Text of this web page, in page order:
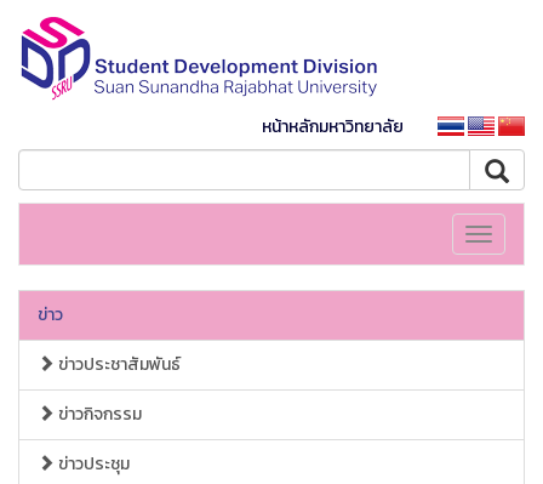
หน้าหลักมหาวิทยาลัย
Toggle
ข่าว
ข่าวประชาสัมพันธ์
ข่าวกิจกรรม
ข่าวประชุม